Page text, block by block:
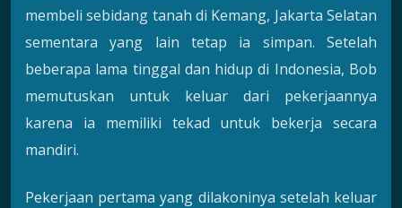
membeli sebidang tanah di Kemang, Jakarta Selatan
sementara yang lain tetap ia simpan. Setelah
beberapa lama tinggal dan hidup di Indonesia, Bob
memutuskan untuk keluar dari pekerjaannya
karena ia memiliki tekad untuk bekerja secara
mandiri.
Pekerjaan pertama yang dilakoninya setelah keluar